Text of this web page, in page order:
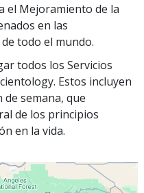
el Mejoramiento de la
en las
todo el mundo.
todos los Servicios
Estos incluyen
semana, que
de los principios
en la vida.